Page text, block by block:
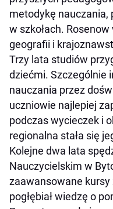
metodykę nauczania,
w szkołach.
geografii i
Trzy lata studiów
dziećmi. Szczególnie
nauczania przez
uczniowie najlepiej
podczas wycieczek i
regionalna stała się
Kolejne dwa lata
Nauczycielskim w
zaawansowane kursy
pogłębiał wiedzę o